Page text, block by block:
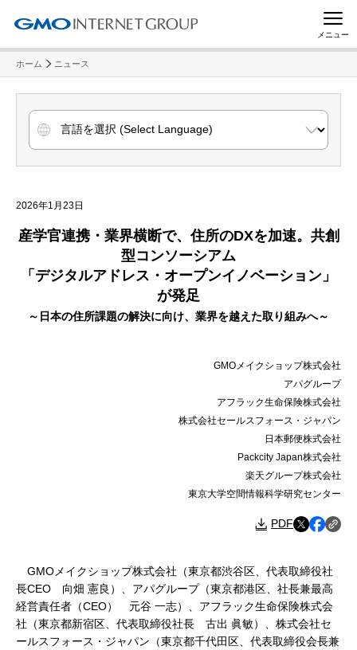
メニュー
ホーム ニュース
2026年1月23日
産学官連携・業界横断で、住所のDXを加速。共創
型コンソーシアム
「デジタルアドレス・オープンイノベーション」
が発足
～日本の住所課題の解決に向け、業界を越えた取り組みへ～
GMOメイクショップ株式会社
アパグループ
アフラック生命保険株式会社
株式会社セールスフォース・ジャパン
日本郵便株式会社
Packcity Japan株式会社
楽天グループ株式会社
東京大学空間情報科学研究センター
PDF
GMOメイクショップ株式会社（東京都渋谷区、代表取締役社
長CEO 向畑 憲良）、アパグループ（東京都港区、社長兼最高
経営責任者（CEO） 元谷 一志）、アフラック生命保険株式会
社（東京都新宿区、代表取締役社長 古出 眞敏）、株式会社セ
ールスフォース・ジャパン（東京都千代田区、代表取締役会長兼